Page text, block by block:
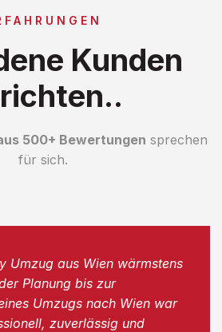
Kunden
500+ Bewertungen sprechen
für sich.
Umzug aus Wien wärmstens
Planung bis zur
Umzugs nach Wien war
zuverlässig und